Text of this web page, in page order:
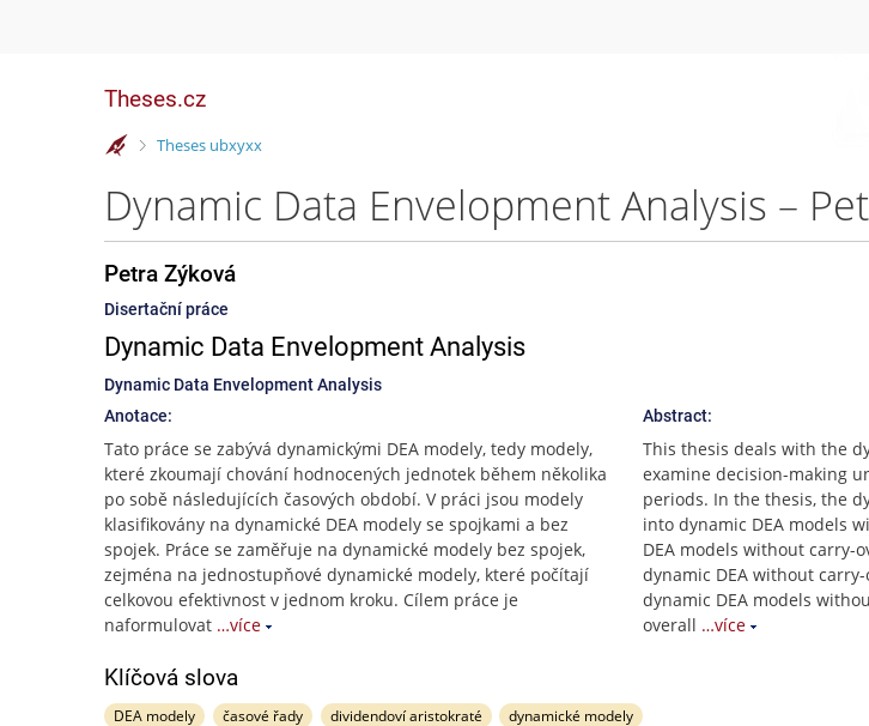
Theses.cz
>
Theses ubxyxx
Dynamic Data Envelopment Analysis –
Petra Zýková
Disertační práce
Dynamic Data Envelopment Analysis
Dynamic Data Envelopment Analysis
Anotace:
Tato práce se zabývá dynamickými DEA modely, tedy modely,
které zkoumají chování hodnocených jednotek během několika
po sobě následujících časových období. V práci jsou modely
klasifikovány na dynamické DEA modely se spojkami a bez
spojek. Práce se zaměřuje na dynamické modely bez spojek,
zejména na jednostupňové dynamické modely, které počítají
celkovou efektivnost v jednom kroku. Cílem práce je
naformulovat …více
Abstract:
This thesis deals with the
examine decision-making
periods. In the thesis, the
into dynamic DEA models
DEA models without carry-
dynamic DEA without
dynamic DEA models
overall …více
Klíčová slova
DEA modely časové řady dividendoví aristokraté dynamické modely